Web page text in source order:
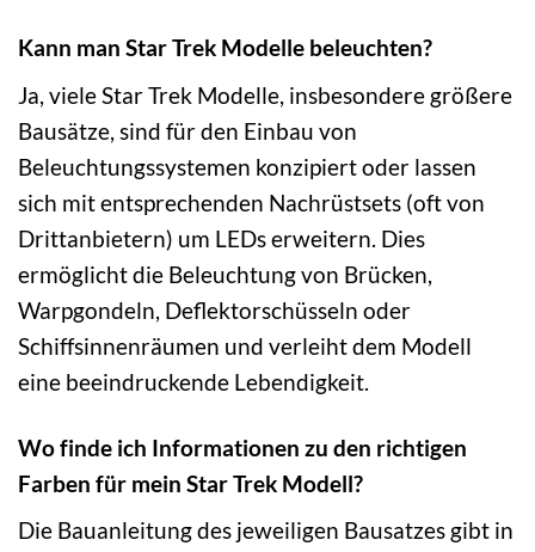
Kann man Star Trek Modelle beleuchten?
Ja, viele Star Trek Modelle, insbesondere größere
Bausätze, sind für den Einbau von
Beleuchtungssystemen konzipiert oder lassen
sich mit entsprechenden Nachrüstsets (oft von
Drittanbietern) um LEDs erweitern. Dies
ermöglicht die Beleuchtung von Brücken,
Warpgondeln, Deflektorschüsseln oder
Schiffsinnenräumen und verleiht dem Modell
eine beeindruckende Lebendigkeit.
Wo finde ich Informationen zu den richtigen
Farben für mein Star Trek Modell?
Die Bauanleitung des jeweiligen Bausatzes gibt in